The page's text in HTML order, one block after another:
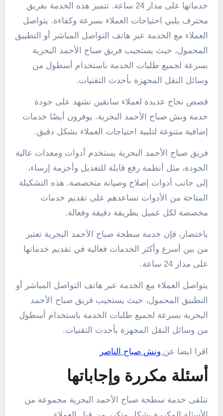
خدماتها على مدار 24 ساعة. تتميز هذه الخدمة بفريق
محترف يلبي احتياجات العملاء بسرعة وكفاءة. يتواصل
العملاء مع الخدمة عبر هاتف التواصل المباشر أو التطبيق
المحمول، حيث يستجيب فريق صباح الأحمد البحرية
بسرعة لجميع طلبات الخدمة باستخدام أسطول من
وسائل النقل المجهزة بأحدث التقنيات.
قصص نجاح عديدة لعملاء سابقين تشهد على جودة
خدمة ونش صباح الأحمد البحرية. يوفرون أيضًا خدمات
إضافية متنوعة لتلبية احتياجات العملاء بشكل دقيق.
فريق صباح الأحمد البحرية يستخدم أدوات ومعدات عالية
الجودة، مثل أنظمة رفع قابلة للتعديل وأحزمة إرساء،
إلى جانب أدوات إصلاح وصيانة متخصصة. هذه التشكيلة
المتاحة من الأدوات تساعدهم على تقديم خدمات
مخصصة لكل عميل بطريقة دقيقة وفعالة.
باختصار، فإن خدمة سطحة صباح الأحمد البحرية تعتبر
من بين أسرع وأكثر الخدمات فعالية في تقديم خدماتها
على مدار 24 ساعة.
يتواصل العملاء مع الخدمة عبر هاتف التواصل المباشر أو
التطبيق المحمول، حيث يستجيب فريق صباح الأحمد
البحرية بسرعة لجميع طلبات الخدمة باستخدام أسطول
من وسائل النقل المجهزة بأحدث التقنيات.
اقرا ايضا عن ونش صباح الناصر
أسئلة مكررة وإجاباتها
تتلقى خدمة سطحة صباح الأحمد البحرية مجموعة من